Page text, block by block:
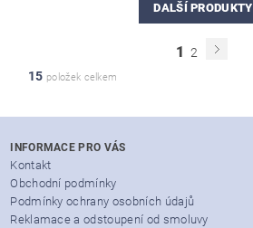
DALŠÍ PRODUKTY
1 2
15 položek celkem
INFORMACE PRO VÁS
Kontakt
Obchodní podmínky
Podmínky ochrany osobních údajů
Reklamace a odstoupení od smoluvy